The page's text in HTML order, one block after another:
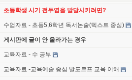
초등학생 시기 전두엽을 발달시키려면?
수업자료 - 초등5,6학년 독서논술(텍스트 중심)
게시판에 글이 안 올라가는 경우
교육자료 - 수 공부
교육자료 -교육예술 중심 발도르프 교육 이해